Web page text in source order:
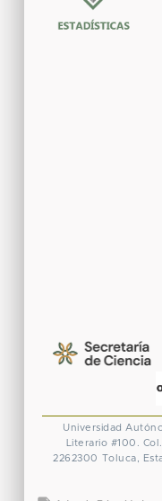
Universidad
Literario #100.
2262300 Toluca,